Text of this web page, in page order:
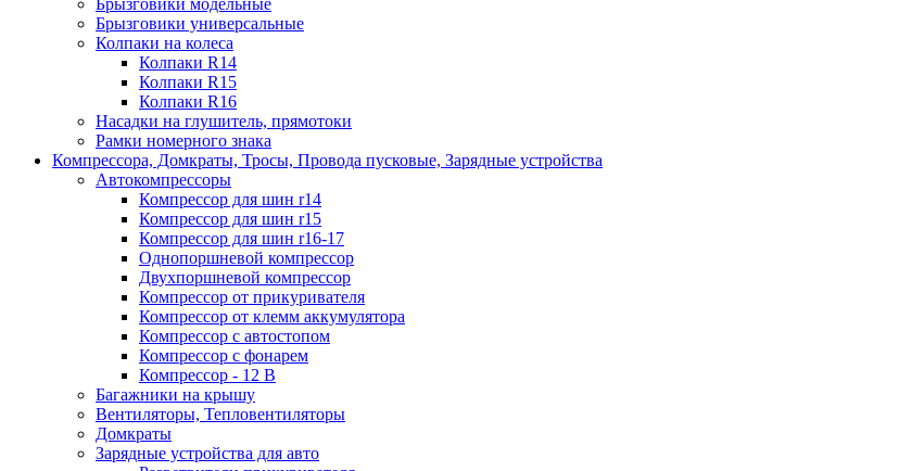
Брызговики модельные
Брызговики универсальные
Колпаки на колеса
Колпаки R14
Колпаки R15
Колпаки R16
Насадки на глушитель, прямотоки
Рамки номерного знака
Компрессора, Домкраты, Тросы, Провода пусковые, Зарядные устройства
Автокомпрессоры
Компрессор для шин r14
Компрессор для шин r15
Компрессор для шин r16-17
Однопоршневой компрессор
Двухпоршневой компрессор
Компрессор от прикуривателя
Компрессор от клемм аккумулятора
Компрессор с автостопом
Компрессор с фонарем
Компрессор - 12 В
Багажники на крышу
Вентиляторы, Тепловентиляторы
Домкраты
Зарядные устройства для авто